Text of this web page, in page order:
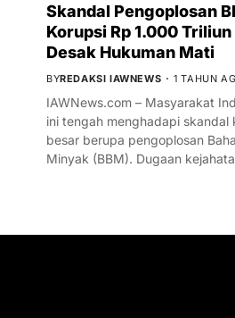
Skandal Pengoplosan
Korupsi Rp 1.000 Triliun
Desak Hukuman Mati
BYREDAKSI IAWNEWS 1 TAHUN
IAWNews.com – Masyarakat
ini tengah menghadapi skandal
besar berupa pengoplosan
Minyak (BBM). Dugaan